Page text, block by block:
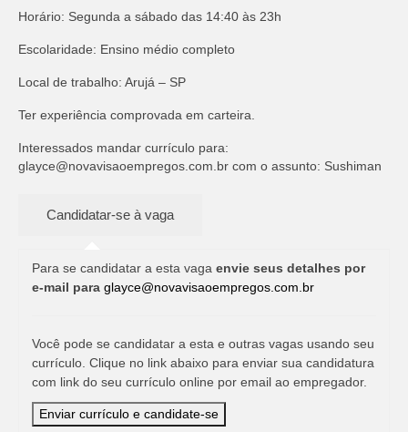
Horário: Segunda a sábado das 14:40 às 23h
Escolaridade: Ensino médio completo
Local de trabalho: Arujá – SP
Ter experiência comprovada em carteira.
Interessados mandar currículo para:
glayce@novavisaoempregos.com.br com o assunto: Sushiman
Para se candidatar a esta vaga envie seus detalhes por
e-mail para glayce@novavisaoempregos.com.br
Você pode se candidatar a esta e outras vagas usando seu
currículo. Clique no link abaixo para enviar sua candidatura
com link do seu currículo online por email ao empregador.